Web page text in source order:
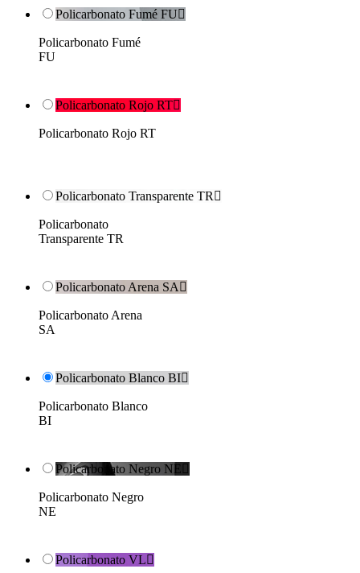
Policarbonato Fumé FU
Policarbonato Fumé
FU
Policarbonato Rojo RT
Policarbonato Rojo RT
Policarbonato Transparente TR 
Policarbonato
Transparente TR
Policarbonato Arena SA 
Policarbonato Arena
SA
Policarbonato Blanco BI
Policarbonato Blanco
BI
Policarbonato Negro NE 
Policarbonato Negro
NE
Policarbonato VL